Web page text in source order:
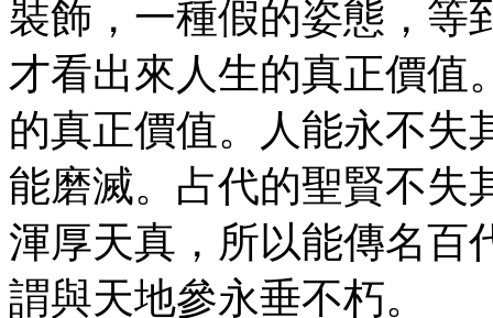
裝飾，一種假的姿態，等
才看出來人生的真正價值
的真正價值。人能永不失
能磨滅。占代的聖賢不失
渾厚天真，所以能傳名百
謂與天地參永垂不朽。